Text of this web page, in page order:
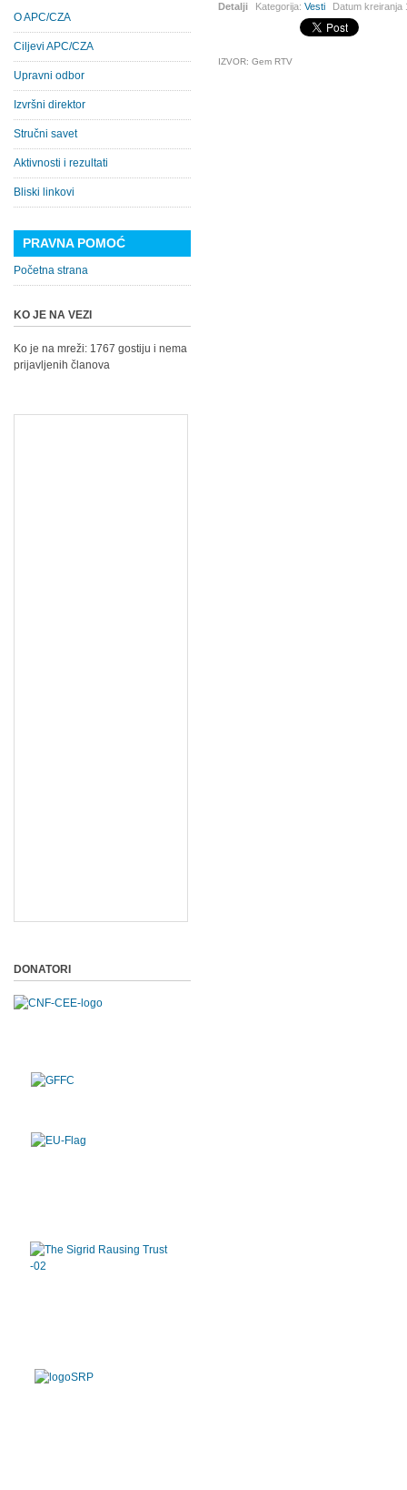
Detalji Kategorija:Vesti Datum kreiranja
IZVOR: Gem RTV
O APC/CZA
Ciljevi APC/CZA
Upravni odbor
Izvršni direktor
Stručni savet
Aktivnosti i rezultati
Bliski linkovi
PRAVNA POMOĆ
Početna strana
KO JE NA VEZI
Ko je na mreži: 1767 gostiju i nema
prijavljenih članova
DONATORI